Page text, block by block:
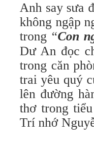
Anh say sưa
không ngập
trong “Con
Dư An đọc
trong căn
trai yêu quý
lên đường
thơ trong
Trí nhớ